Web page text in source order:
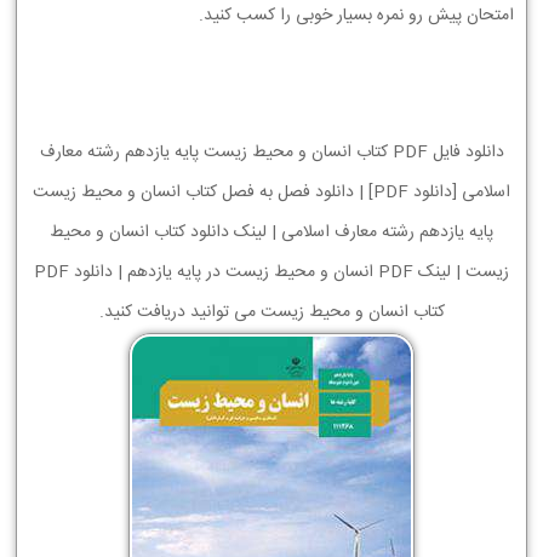
امتحان پیش رو نمره بسیار خوبی را کسب کنید.
دانلود فایل PDF کتاب انسان و محیط زیست پایه یازدهم رشته معارف
اسلامی [دانلود PDF] | دانلود فصل به فصل کتاب انسان و محیط زیست
پایه یازدهم رشته معارف اسلامی | لینک دانلود کتاب انسان و محیط
زیست | لینک PDF انسان و محیط زیست در پایه یازدهم | دانلود PDF
کتاب انسان و محیط زیست می توانید دریافت کنید.